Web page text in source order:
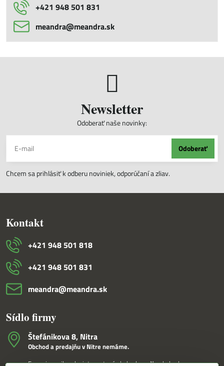
+421 948 501 831
meandra​@meandra​.sk
Newsletter
Odoberať naše novinky:
Odoberať
Chcem sa prihlásiť k odberu noviniek, odporúčaní a zliav.
Kontakt
+421 948 501 818
+421 948 501 831
meandra​@meandra​.sk
Sídlo firmy
Štefánikova 8, Nitra
Obchod a predajňu v Nitre nemáme.
Fungujeme iba ako internetový obchod a veľkoobchod.